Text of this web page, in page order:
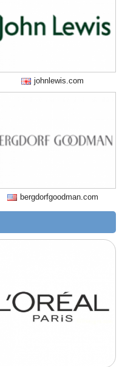
johnlewis.com
bergdorfgoodman.com